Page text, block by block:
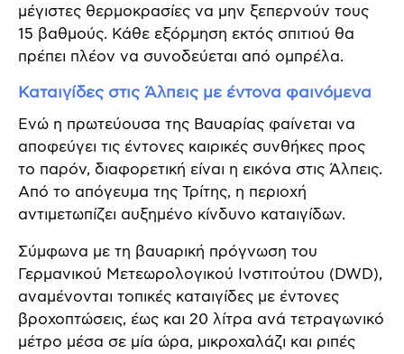
μέγιστες θερμοκρασίες να μην ξεπερνούν τους
15 βαθμούς. Κάθε εξόρμηση εκτός σπιτιού θα
πρέπει πλέον να συνοδεύεται από ομπρέλα.
Καταιγίδες στις Άλπεις με έντονα φαινόμενα
Ενώ η πρωτεύουσα της Βαυαρίας φαίνεται να
αποφεύγει τις έντονες καιρικές συνθήκες προς
το παρόν, διαφορετική είναι η εικόνα στις Άλπεις.
Από το απόγευμα της Τρίτης, η περιοχή
αντιμετωπίζει αυξημένο κίνδυνο καταιγίδων.
Σύμφωνα με τη βαυαρική πρόγνωση του
Γερμανικού Μετεωρολογικού Ινστιτούτου (DWD),
αναμένονται τοπικές καταιγίδες με έντονες
βροχοπτώσεις, έως και 20 λίτρα ανά τετραγωνικό
μέτρο μέσα σε μία ώρα, μικροχαλάζι και ριπές